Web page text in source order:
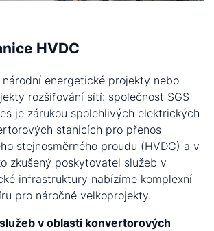
HVDC
energetické projekty nebo
rozšiřování sítí: společnost SGS
je zárukou spolehlivých elektrických
stanicích pro přenos
stejnosměrného proudu (HVDC) a v
zkušený poskytovatel služeb v
infrastruktury nabízíme komplexní
pro náročné velkoprojekty.
v oblasti konvertorových